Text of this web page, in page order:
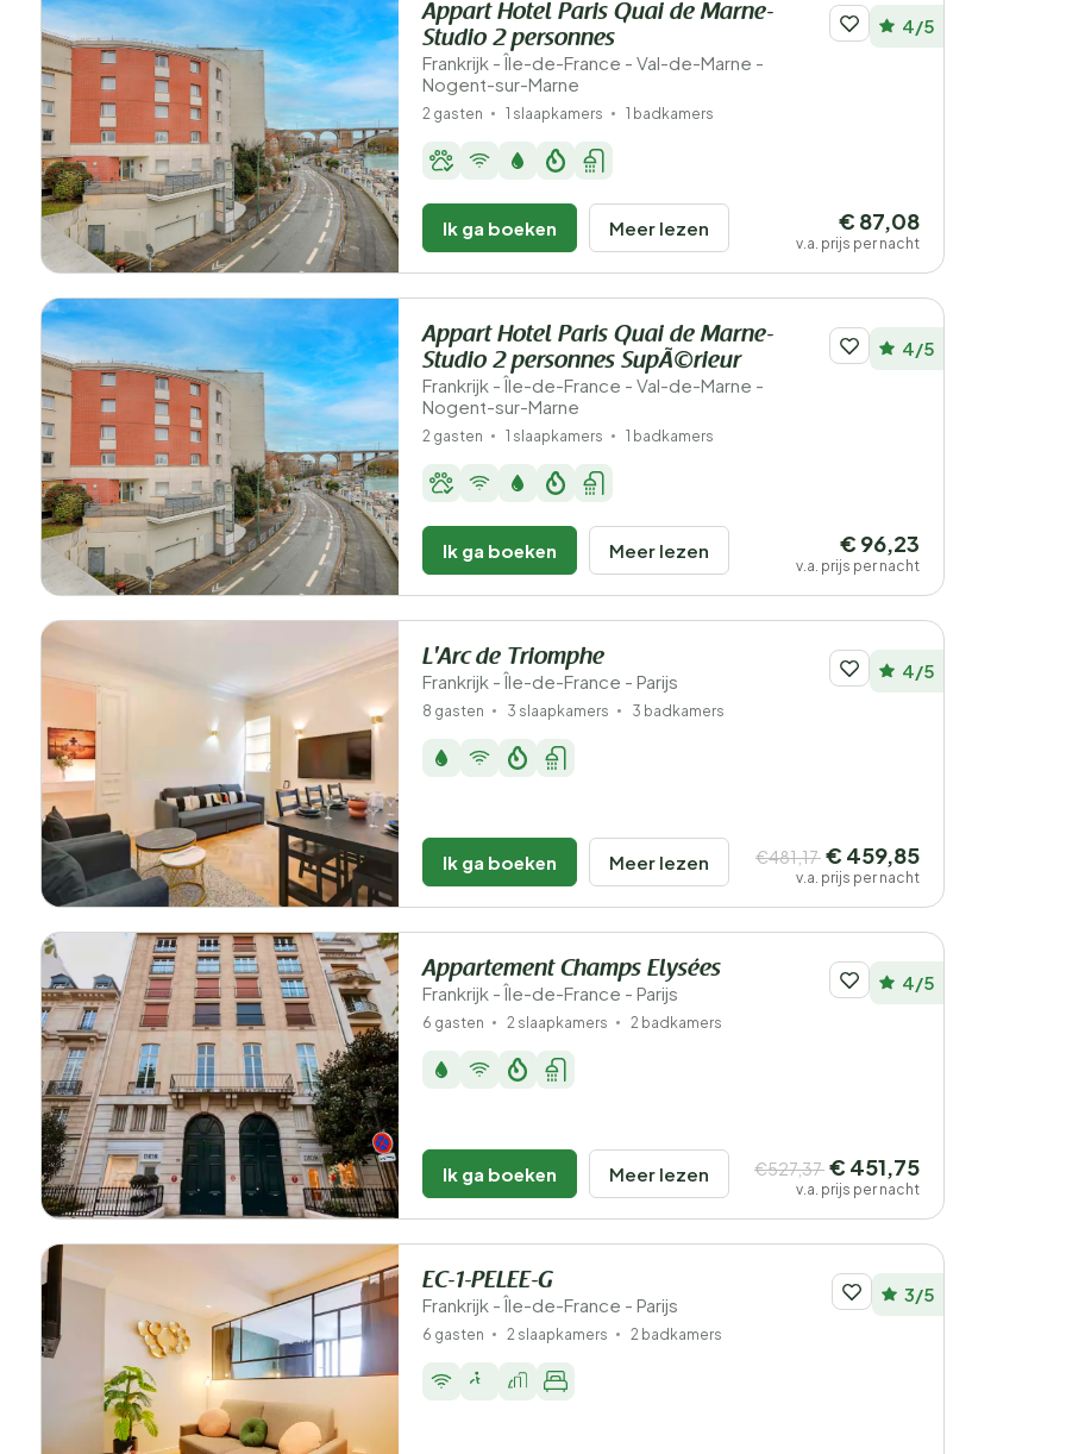
Appart Hotel Paris Quai de Marne-
Studio 2 personnes
Frankrijk - Île-de-France - Val-de-Marne -
Nogent-sur-Marne
4/5
2 gasten 1 slaapkamers 1 badkamers
Ik ga boeken Meer lezen € 87,08
v.a. prijs per nacht
Appart Hotel Paris Quai de Marne-
Studio 2 personnes SupÃ©rieur
Frankrijk - Île-de-France - Val-de-Marne -
Nogent-sur-Marne
4/5
2 gasten 1 slaapkamers 1 badkamers
Ik ga boeken Meer lezen € 96,23
v.a. prijs per nacht
L'Arc de Triomphe
Frankrijk - Île-de-France - Parijs 4/5
8 gasten 3 slaapkamers 3 badkamers
Ik ga boeken Meer lezen €481,17 € 459,85
v.a. prijs per nacht
Appartement Champs Elysées
Frankrijk - Île-de-France - Parijs 4/5
6 gasten 2 slaapkamers 2 badkamers
Ik ga boeken Meer lezen €527,37 € 451,75
v.a. prijs per nacht
EC-1-PELEE-G
Frankrijk - Île-de-France - Parijs 3/5
6 gasten 2 slaapkamers 2 badkamers